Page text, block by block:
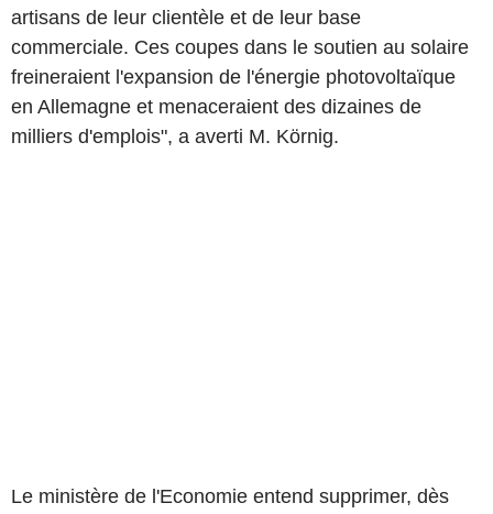
artisans de leur clientèle et de leur base
commerciale. Ces coupes dans le soutien au solaire
freineraient l'expansion de l'énergie photovoltaïque
en Allemagne et menaceraient des dizaines de
milliers d'emplois", a averti M. Körnig.
Le ministère de l'Economie entend supprimer, dès